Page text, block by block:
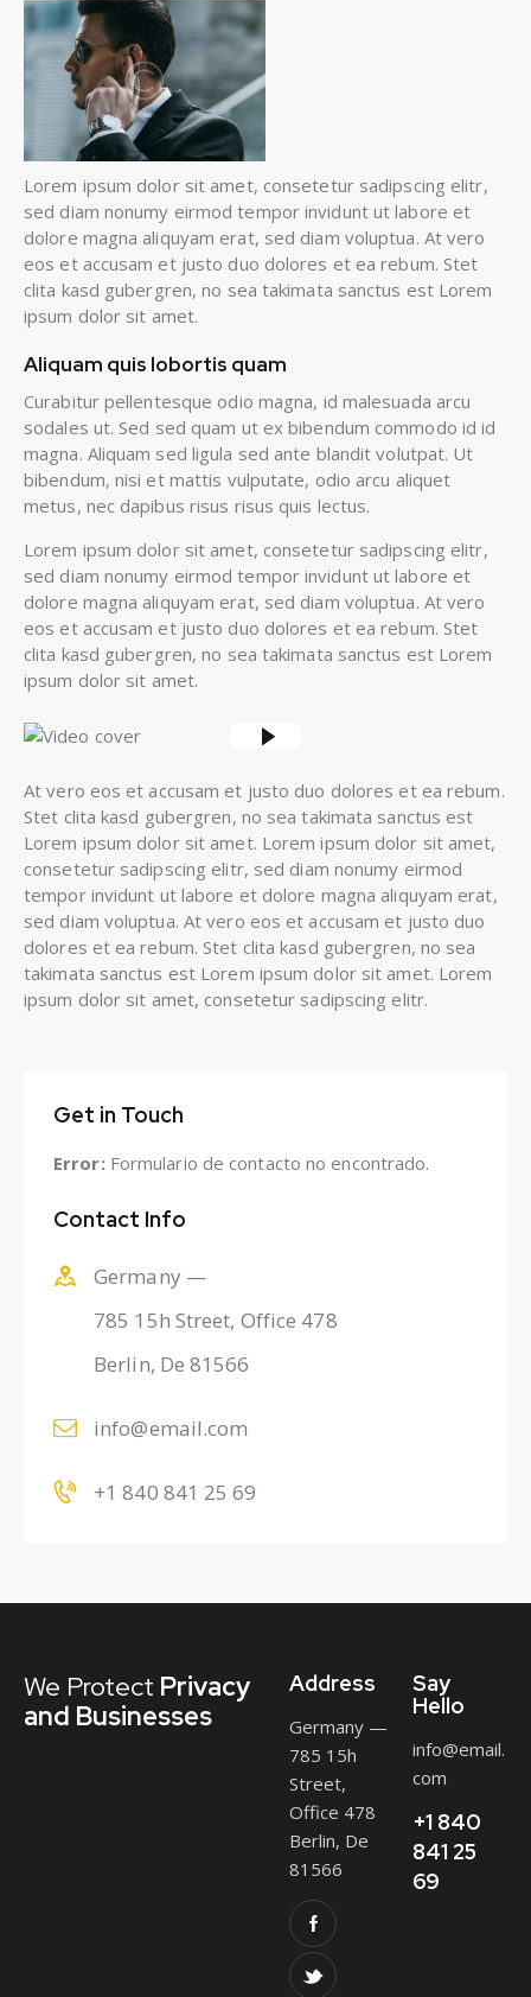
Lorem ipsum dolor sit amet, consetetur sadipscing elitr,
sed diam nonumy eirmod tempor invidunt ut labore et
dolore magna aliquyam erat, sed diam voluptua. At vero
eos et accusam et justo duo dolores et ea rebum. Stet
clita kasd gubergren, no sea takimata sanctus est Lorem
ipsum dolor sit amet.
Aliquam quis lobortis quam
Curabitur pellentesque odio magna, id malesuada arcu
sodales ut. Sed sed quam ut ex bibendum commodo id id
magna. Aliquam sed ligula sed ante blandit volutpat. Ut
bibendum, nisi et mattis vulputate, odio arcu aliquet
metus, nec dapibus risus risus quis lectus.
Lorem ipsum dolor sit amet, consetetur sadipscing elitr,
sed diam nonumy eirmod tempor invidunt ut labore et
dolore magna aliquyam erat, sed diam voluptua. At vero
eos et accusam et justo duo dolores et ea rebum. Stet
clita kasd gubergren, no sea takimata sanctus est Lorem
ipsum dolor sit amet.
At vero eos et accusam et justo duo dolores et ea rebum.
Stet clita kasd gubergren, no sea takimata sanctus est
Lorem ipsum dolor sit amet. Lorem ipsum dolor sit amet,
consetetur sadipscing elitr, sed diam nonumy eirmod
tempor invidunt ut labore et dolore magna aliquyam erat,
sed diam voluptua. At vero eos et accusam et justo duo
dolores et ea rebum. Stet clita kasd gubergren, no sea
takimata sanctus est Lorem ipsum dolor sit amet. Lorem
ipsum dolor sit amet, consetetur sadipscing elitr.
Get in Touch
Error: Formulario de contacto no encontrado.
Contact Info
Germany —
785 15h Street, Office 478
Berlin, De 81566
info@email.com
+1 840 841 25 69
We Protect Privacy
and Businesses
Address
Germany —
785 15h
Street,
Office 478
Berlin, De
81566
Say
Hello
info@email.
com
+1 840
841 25
69